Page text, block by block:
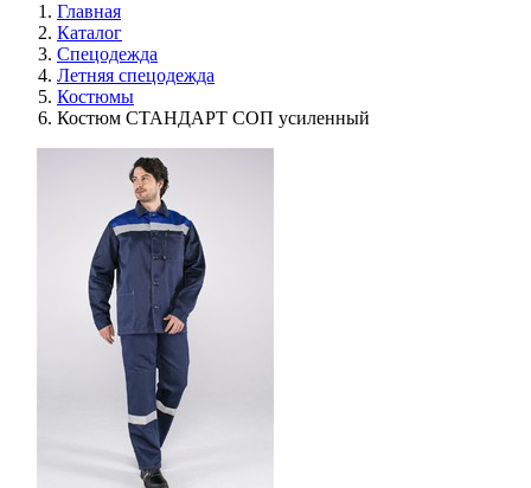
Главная
Каталог
Спецодежда
Летняя спецодежда
Костюмы
Костюм СТАНДАРТ СОП усиленный